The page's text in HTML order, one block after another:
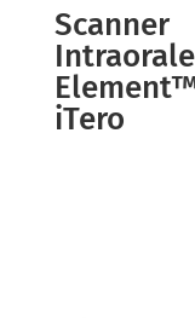
Scanner
Intraorale
iTero